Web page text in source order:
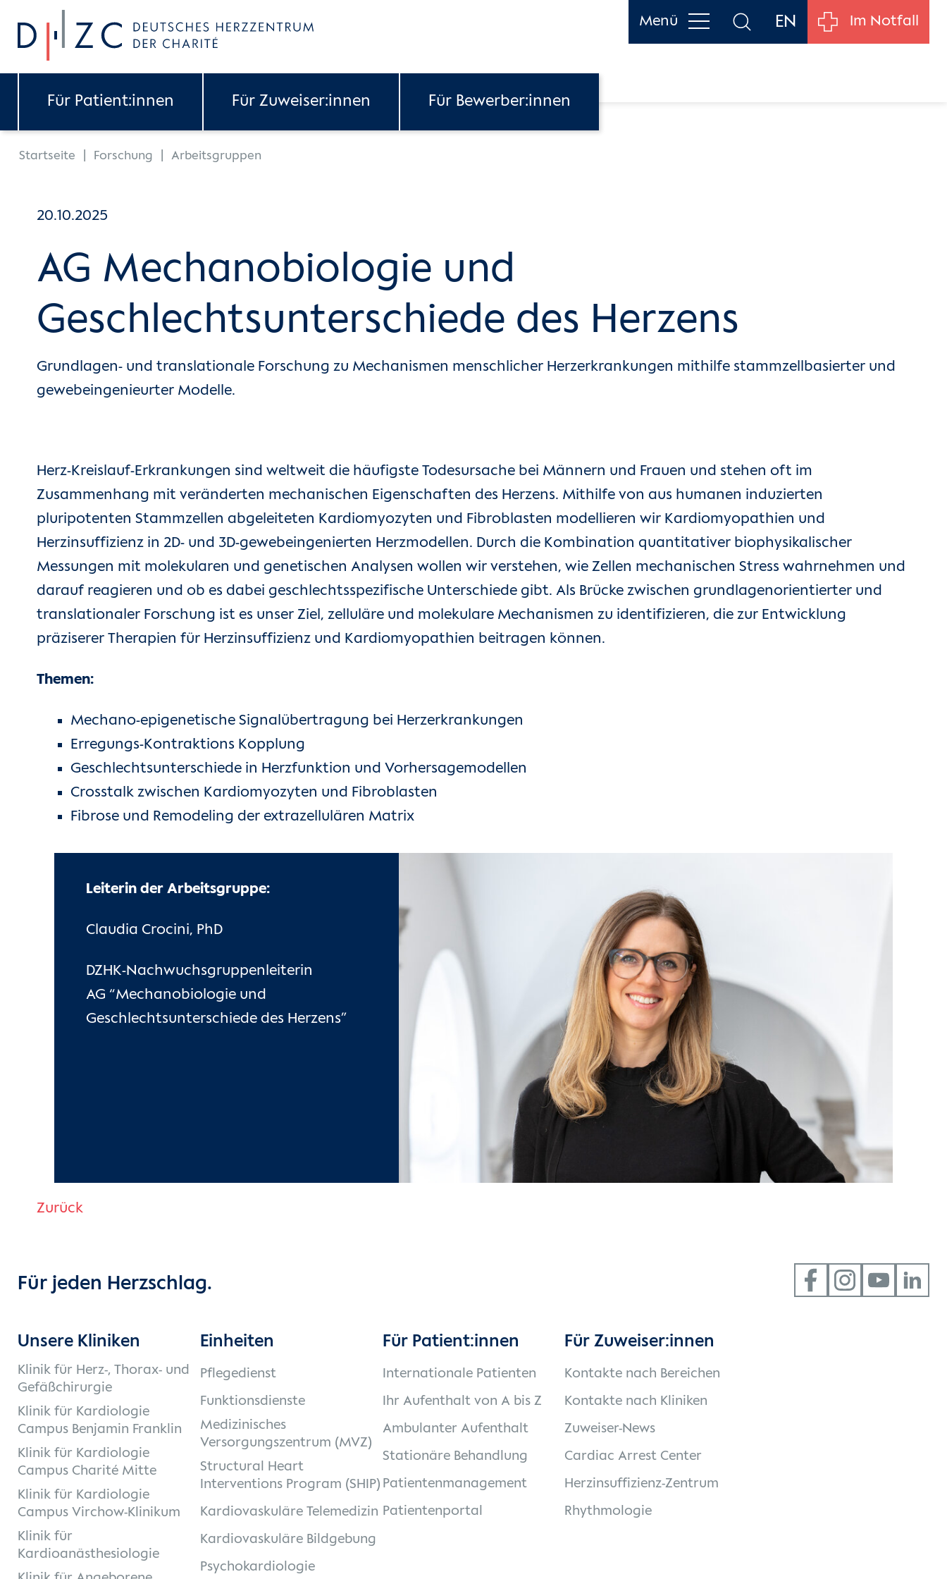
Skip to main content
Menü EN Im Notfall
Für Patient:innen Für Zuweiser:innen Für Bewerber:innen
You are here:
Startseite Forschung Arbeitsgruppen
20.10.2025
AG Mechanobiologie und
Geschlechtsunterschiede des Herzens
Grundlagen- und translationale Forschung zu Mechanismen menschlicher Herzerkrankungen mithilfe stammzellbasierter und
gewebeingenieurter Modelle.
Herz-Kreislauf-Erkrankungen sind weltweit die häufigste Todesursache bei Männern und Frauen und stehen oft im
Zusammenhang mit veränderten mechanischen Eigenschaften des Herzens. Mithilfe von aus humanen induzierten
pluripotenten Stammzellen abgeleiteten Kardiomyozyten und Fibroblasten modellieren wir Kardiomyopathien und
Herzinsuffizienz in 2D- und 3D-gewebeingenierten Herzmodellen. Durch die Kombination quantitativer biophysikalischer
Messungen mit molekularen und genetischen Analysen wollen wir verstehen, wie Zellen mechanischen Stress wahrnehmen und
darauf reagieren und ob es dabei geschlechtsspezifische Unterschiede gibt. Als Brücke zwischen grundlagenorientierter und
translationaler Forschung ist es unser Ziel, zelluläre und molekulare Mechanismen zu identifizieren, die zur Entwicklung
präziserer Therapien für Herzinsuffizienz und Kardiomyopathien beitragen können.
Themen:
Mechano-epigenetische Signalübertragung bei Herzerkrankungen
Erregungs-Kontraktions Kopplung
Geschlechtsunterschiede in Herzfunktion und Vorhersagemodellen
Crosstalk zwischen Kardiomyozyten und Fibroblasten
Fibrose und Remodeling der extrazellulären Matrix
Leiterin der Arbeitsgruppe:
Claudia Crocini, PhD
DZHK-Nachwuchsgruppenleiterin
AG “Mechanobiologie und
Geschlechtsunterschiede des Herzens”
Zurück
Für jeden Herzschlag.
Unsere Kliniken
Klinik für Herz-, Thorax- und
Gefäßchirurgie
Klinik für Kardiologie
Campus Benjamin Franklin
Klinik für Kardiologie
Campus Charité Mitte
Klinik für Kardiologie
Campus Virchow-Klinikum
Klinik für
Kardioanästhesiologie
Einheiten
Pflegedienst
Funktionsdienste
Medizinisches
Versorgungszentrum (MVZ)
Structural Heart
Interventions Program (SHIP)
Kardiovaskuläre Telemedizin
Kardiovaskuläre Bildgebung
Psychokardiologie
Für Patient:innen
Internationale Patienten
Ihr Aufenthalt von A bis Z
Ambulanter Aufenthalt
Stationäre Behandlung
Patientenmanagement
Patientenportal
Für Zuweiser:innen
Kontakte nach Bereichen
Kontakte nach Kliniken
Zuweiser-News
Cardiac Arrest Center
Herzinsuffizienz-Zentrum
Rhythmologie